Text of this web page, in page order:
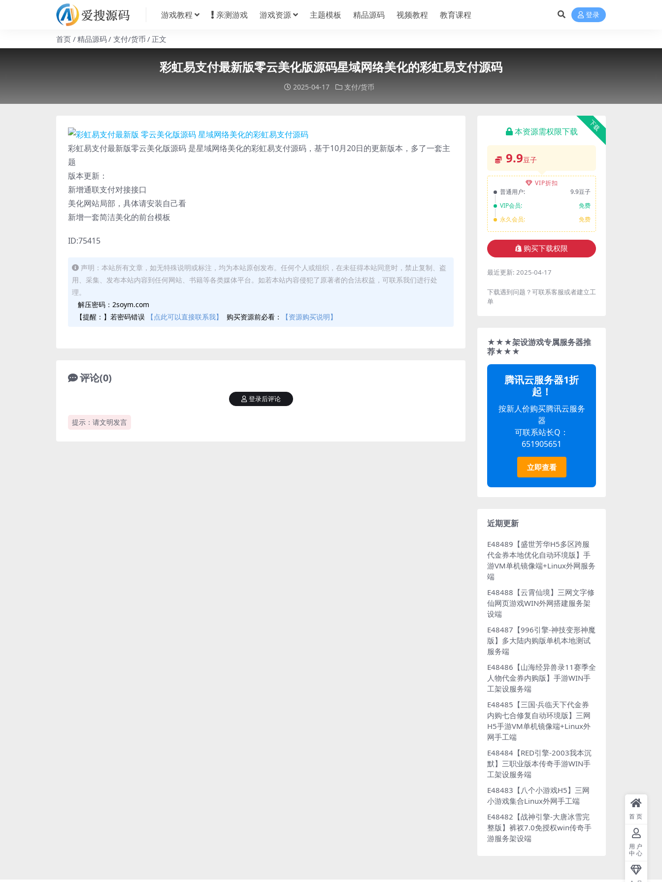
游戏教程 亲测游戏 游戏资源 主题模板 精品源码 视频教程 教育课程 登录
首页 精品源码 支付/货币 正文
彩虹易支付最新版零云美化版源码星域网络美化的彩虹易支付源码
2025-04-17 支付/货币
彩虹易支付最新版零云美化版源码 是星域网络美化的彩虹易支付源码，基于10月20日的更新版本，多了一套主
题
版本更新：
新增通联支付对接接口
美化网站局部，具体请安装自己看
新增一套简洁美化的前台模板
ID:75415
声明：本站所有文章，如无特殊说明或标注，均为本站原创发布。任何个人或组织，在未征得本站同意时，禁止复制、盗
用、采集、发布本站内容到任何网站、书籍等各类媒体平台。如若本站内容侵犯了原著者的合法权益，可联系我们进行处
理。
解压密码：2soym.com
【提醒：】若密码错误
【点此可以直接联系我】 购买资源前必看： 【资源购买说明】
评论(0)
提示：请文明发言
登录后评论
下载
本资源需权限下载
9.9豆子
VIP折扣
普通用户:
9.9豆子
VIP会员:
免费
永久会员:
免费
购买下载权限
最近更新: 2025-04-17
下载遇到问题？可联系客服或者建立工
单
★★★架设游戏专属服务器推
荐★★★
腾讯云服务器1折
起！
按新人价购买腾讯云服务
器
可联系站长Q：
651905651
立即查看
近期更新
E48489【盛世芳华H5多区跨服
代金券本地优化自动环境版】手
游VM单机镜像端+Linux外网服务
端
E48488【云霄仙境】三网文字修
仙网页游戏WIN外网搭建服务架
设端
E48487【996引擎-神技变形神魔
版】多大陆内购版单机本地测试
服务端
E48486【山海经异兽录11赛季全
人物代金券内购版】手游WIN手
工架设服务端
E48485【三国·兵临天下代金券
内购七合修复自动环境版】三网
H5手游VM单机镜像端+Linux外
网手工端
E48484【RED引擎-2003我本沉
默】三职业版本传奇手游WIN手
工架设服务端
E48483【八个小游戏H5】三网
小游戏集合Linux外网手工端
E48482【战神引擎-大唐冰雪完
整版】裤衩7.0免授权win传奇手
游服务架设端
首页
用户
中心